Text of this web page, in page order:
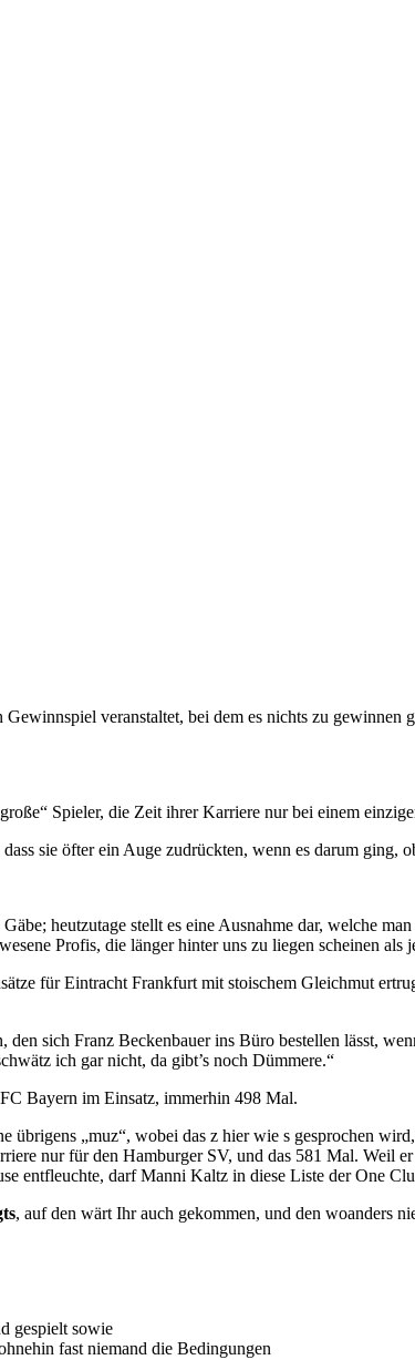
veranstaltet, bei dem es nichts zu
Spieler, die Zeit ihrer Karriere nur bei einem
sie öfter ein Auge zudrückten, wenn es darum ging,
heutzutage stellt es eine Ausnahme dar, welche
Profis, die länger hinter uns zu liegen scheinen als
für Eintracht Frankfurt mit stoischem Gleichmut
sich Franz Beckenbauer ins Büro bestellen lässt,
ich gar nicht, da gibt’s noch Dümmere.“
Bayern im Einsatz, immerhin 498 Mal.
„muz“, wobei das z hier wie s gesprochen
nur für den Hamburger SV, und das 581 Mal. Weil
entfleuchte, darf Manni Kaltz in diese Liste der One
, auf den wärt Ihr auch gekommen, und den woanders
gespielt sowie
fast niemand die Bedingungen